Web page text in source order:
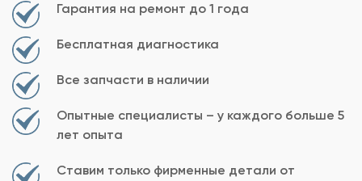
Гарантия на ремонт до 1 года
Бесплатная диагностика
Все запчасти в наличии
Опытные специалисты – у каждого больше 5
лет опыта
Ставим только фирменные детали от